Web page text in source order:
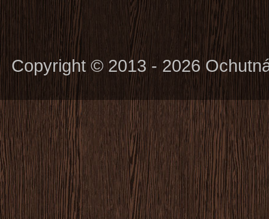
Copyright © 2013 - 2026